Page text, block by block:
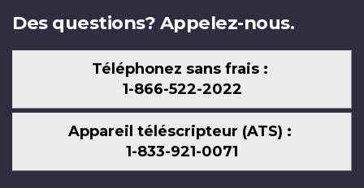
Des questions? Appelez-nous.
Téléphonez sans frais :
1-866-522-2022
Appareil téléscripteur (ATS) :
1-833-921-0071